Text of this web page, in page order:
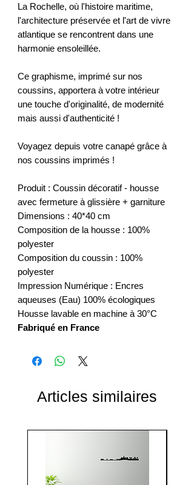
La Rochelle, où l'histoire maritime,
l'architecture préservée et l'art de vivre
atlantique se rencontrent dans une
harmonie ensoleillée.
Ce graphisme, imprimé sur nos
coussins, apportera à votre intérieur
une touche d'originalité, de modernité
mais aussi d'authenticité !
Voyagez depuis votre canapé grâce à
nos coussins imprimés !
Produit : Coussin décoratif - housse
avec fermeture à glissière + garniture
Dimensions : 40*40 cm
Composition de la housse : 100%
polyester
Composition du coussin : 100%
polyester
Impression Numérique : Encres
aqueuses (Eau) 100% écologiques
Housse lavable en machine à 30°C
Fabriqué en France
Articles similaires